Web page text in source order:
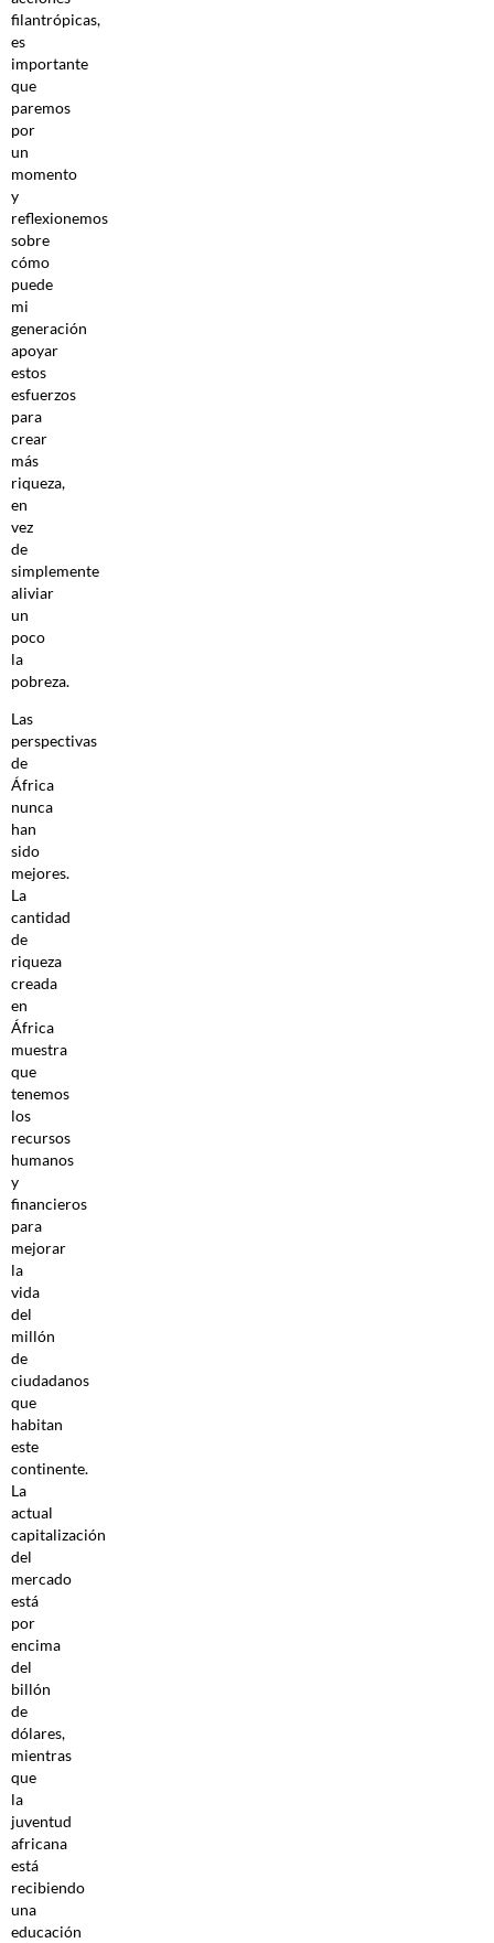
filantrópicas,
es
importante
que
paremos
por
un
momento
y
reflexionemos
sobre
cómo
puede
mi
generación
apoyar
estos
esfuerzos
para
crear
más
riqueza,
en
vez
de
simplemente
aliviar
un
poco
la
pobreza.
Las
perspectivas
de
África
nunca
han
sido
mejores.
La
cantidad
de
riqueza
creada
en
África
muestra
que
tenemos
los
recursos
humanos
y
financieros
para
mejorar
la
vida
del
millón
de
ciudadanos
que
habitan
este
continente.
La
actual
capitalización
del
mercado
está
por
encima
del
billón
de
dólares,
mientras
que
la
juventud
africana
está
recibiendo
una
educación